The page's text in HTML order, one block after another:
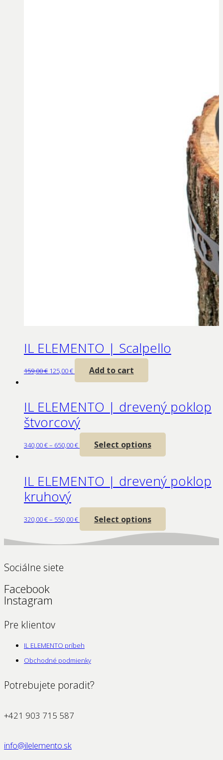
IL ELEMENTO | Scalpello
159,00€ 125,00€ Add to cart
IL ELEMENTO | drevený poklop
štvorcový
340,00€– 650,00€ Select options
IL ELEMENTO | drevený poklop
kruhový
320,00€– 550,00€ Select options
Sociálne siete
Facebook
Instagram
Pre klientov
IL ELEMENTO príbeh
Obchodné podmienky
Potrebujete poradiť?
+421 903 715 587
info@ilelemento.sk